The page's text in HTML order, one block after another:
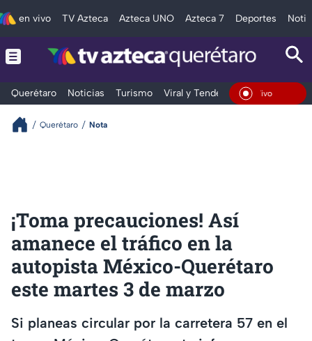
en vivo TV Azteca Azteca UNO Azteca 7 Deportes
Querétaro Noticias Turismo Viral y Tendencia Clima
En Vivo
Querétaro Nota
¡Toma precauciones! Así
amanece el tráfico en la
autopista México-Querétaro
este martes 3 de marzo
Si planeas circular por la carretera 57 en el